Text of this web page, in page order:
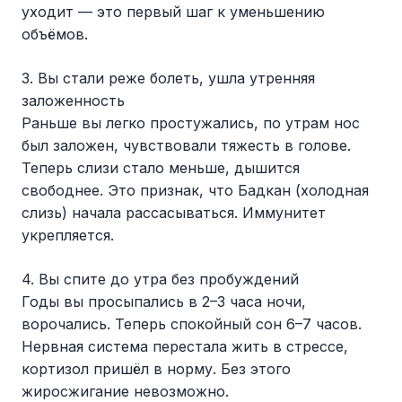
уходит — это первый шаг к уменьшению
объёмов.
3. Вы стали реже болеть, ушла утренняя
заложенность
Раньше вы легко простужались, по утрам нос
был заложен, чувствовали тяжесть в голове.
Теперь слизи стало меньше, дышится
свободнее. Это признак, что Бадкан (холодная
слизь) начала рассасываться. Иммунитет
укрепляется.
4. Вы спите до утра без пробуждений
Годы вы просыпались в 2–3 часа ночи,
ворочались. Теперь спокойный сон 6–7 часов.
Нервная система перестала жить в стрессе,
кортизол пришёл в норму. Без этого
жиросжигание невозможно.